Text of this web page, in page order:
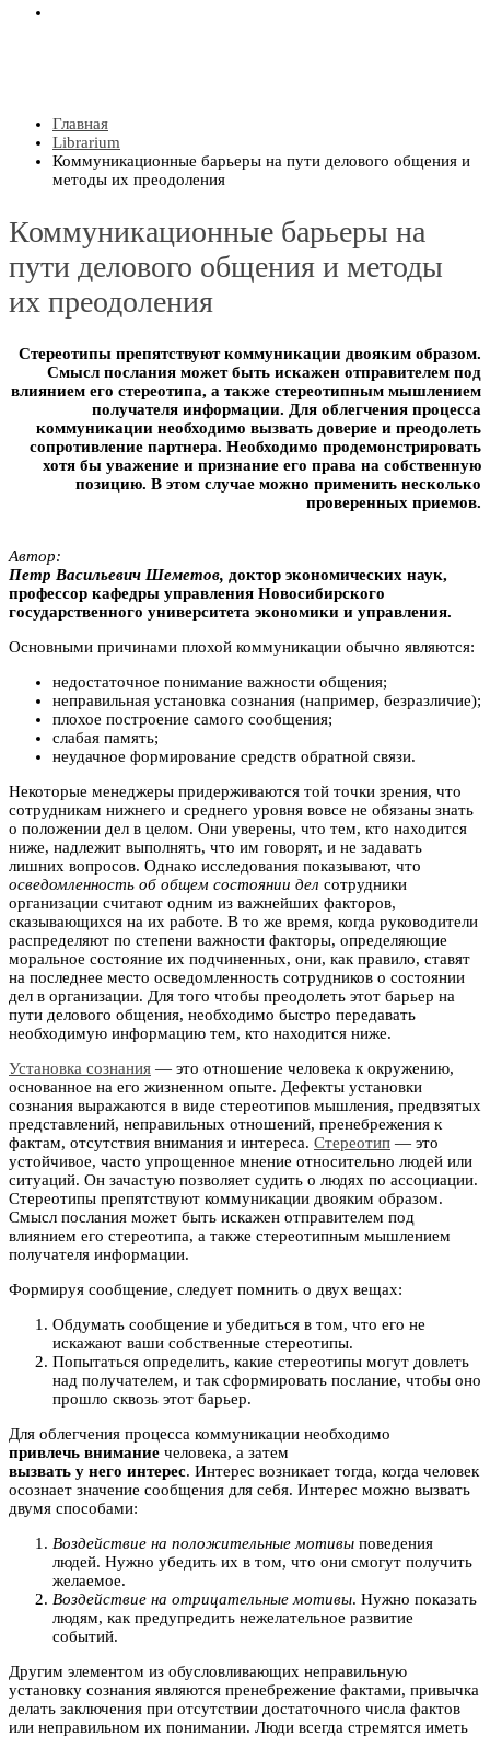
Главная
Librarium
Коммуникационные барьеры на пути делового общения и
методы их преодоления
Коммуникационные барьеры на
пути делового общения и методы
их преодоления
Стереотипы препятствуют коммуникации двояким образом.
Смысл послания может быть искажен отправителем под
влиянием его стереотипа, а также стереотипным мышлением
получателя информации. Для облегчения процесса
коммуникации необходимо вызвать доверие и преодолеть
сопротивление партнера. Необходимо продемонстрировать
хотя бы уважение и признание его права на собственную
позицию. В этом случае можно применить несколько
проверенных приемов.
Автор:
Петр Bacильeвич Шeмeтoв, доктор экономических наук,
профессор кафедры управления Новосибирского
государственного университета экономики и управления.
Основными причинами плохой коммуникации обычно являются:
недостаточное понимание важности общения;
неправильная установка сознания (например, безразличие);
плохое построение самого сообщения;
слабая память;
неудачное формирование средств обратной связи.
Некоторые менеджеры придерживаются той точки зрения, что
сотрудникам нижнего и среднего уровня вовсе не обязаны знать
о положении дел в целом. Они уверены, что тем, кто находится
ниже, надлежит выполнять, что им говорят, и не задавать
лишних вопросов. Однако исследования показывают, что
осведомленность об общем состоянии дел сотрудники
организации считают одним из важнейших факторов,
сказывающихся на их работе. В то же время, когда руководители
распределяют по степени важности факторы, определяющие
моральное состояние их подчиненных, они, как правило, ставят
на последнее место осведомленность сотрудников о состоянии
дел в организации. Для того чтобы преодолеть этот барьер на
пути делового общения, необходимо быстро передавать
необходимую информацию тем, кто находится ниже.
Установка сознания — это отношение человека к окружению,
основанное на его жизненном опыте. Дефекты установки
сознания выражаются в виде стереотипов мышления, предвзятых
представлений, неправильных отношений, пренебрежения к
фактам, отсутствия внимания и интереса. Стереотип — это
устойчивое, часто упрощенное мнение относительно людей или
ситуаций. Он зачастую позволяет судить о людях по ассоциации.
Стереотипы препятствуют коммуникации двояким образом.
Смысл послания может быть искажен отправителем под
влиянием его стереотипа, а также стереотипным мышлением
получателя информации.
Формируя сообщение, следует помнить о двух вещах:
Обдумать сообщение и убедиться в том, что его не
искажают ваши собственные стереотипы.
Попытаться определить, какие стереотипы могут довлеть
над получателем, и так сформировать послание, чтобы оно
прошло сквозь этот барьер.
Для облегчения процесса коммуникации необходимо
привлечь внимание человека, а затем
вызвать у него интерес. Интерес возникает тогда, когда человек
осознает значение сообщения для себя. Интерес можно вызвать
двумя способами:
Воздействие на положительные мотивы поведения
людей. Нужно убедить их в том, что они смогут получить
желаемое.
Воздействие на отрицательные мотивы. Нужно показать
людям, как предупредить нежелательное развитие
событий.
Другим элементом из обусловливающих неправильную
установку сознания являются пренебрежение фактами, привычка
делать заключения при отсутствии достаточного числа фактов
или неправильном их понимании. Люди всегда стремятся иметь